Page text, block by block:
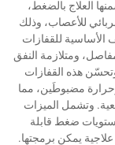
العلاج بالضغط،
للأعصاب، وذلك
الأساسية للقفازات
ومتلازمة النفق
هذه القفازات
مضبوطَين، مما
وتشمل الميزات
مستويات ضغط قابلة
يمكن برمجتها.